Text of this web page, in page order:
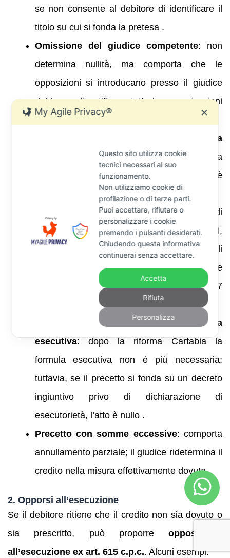
se non consente al debitore di identificare il
titolo su cui si fonda la pretesa .
Omissione del giudice competente: non
determina nullità, ma comporta che le
opposizioni si introducano presso il giudice
del luogo di notifica e tutte le comunicazioni
al creditore avvengano in cancelleria .
Mancanza dell’avvertimento sulla
composizione della crisi: è una mera
irregolarità secondo la Cassazione; non è
motivo sufficiente di opposizione .
Firme mancanti o erratenella relata di
notifica, indicazione di destinatari errati,
notifica in luoghi diversi da quelli previsti dagli
artt. 137 ss. c.p.c. Questi vizi possono essere
fatti valere mediante opposizione ex art. 617
e portare all’annullamento del precetto .
Precetto su titolo privo di formula
esecutiva: dopo la riforma Cartabia la
formula esecutiva non è più necessaria;
tuttavia, se il precetto si fonda su un decreto
ingiuntivo privo di dichiarazione di
esecutorietà, l’atto è nullo .
Precetto con somme eccessive: comporta
annullamento parziale; il giudice ridetermina il
credito nella misura effettivamente dovuta .
2. Opporsi all’esecuzione
Se il debitore ritiene che il credito non sia dovuto o
sia prescritto, può proporre opposizione
all’esecuzione ex art. 615 c.p.c.. Alcuni esempi:
My Agile Privacy® ✕
Questo sito utilizza cookie
tecnici necessari al suo
funzionamento.
Non utilizziamo cookie di
profilazione o di terze parti.
Puoi accettare, rifiutare o
personalizzare i cookie
premendo i pulsanti desiderati.
Chiudendo questa informativa
continuerai senza accettare.
Accetta
Rifiuta
Personalizza